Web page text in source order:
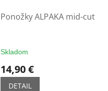
Ponožky ALPAKA mid-cut
Skladom
14,90 €
DETAIL